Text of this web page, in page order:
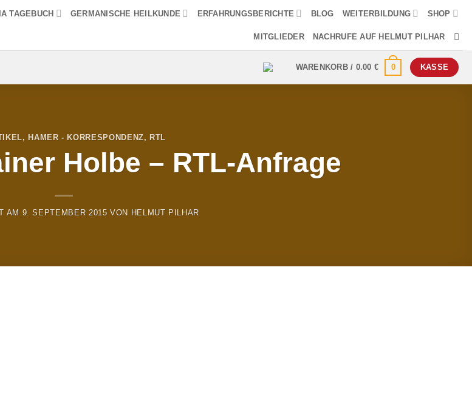
TAGEBUCH GERMANISCHE HEILKUNDE ERFAHRUNGSBERICHTE BLOG WEITERBILDUNG SHOP
MITGLIEDER NACHRUFE AUF HELMUT PILHAR
WARENKORB / 0.00 € 0 KASSE
, HAMER - KORRESPONDENZ, RTL
Holbe – RTL-Anfrage
AM 9. SEPTEMBER 2015 VON HELMUT PILHAR